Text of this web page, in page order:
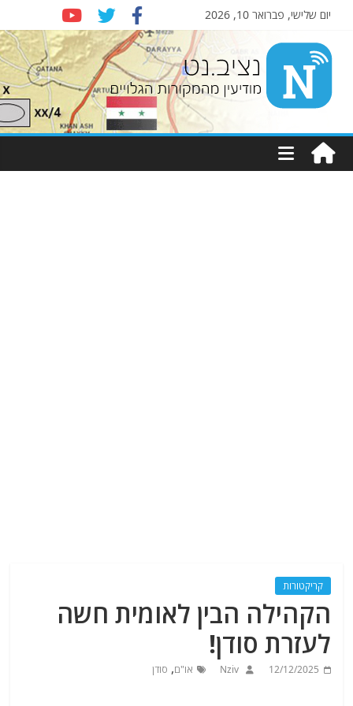
יום שלישי, פברואר 10, 2026
Nziv.net
מודיעין
מהמקורות
קריקטורות
הקהילה הבין לאומית חשה
לעזרת סודן!
12/12/2025
Nziv או"ם, סודן